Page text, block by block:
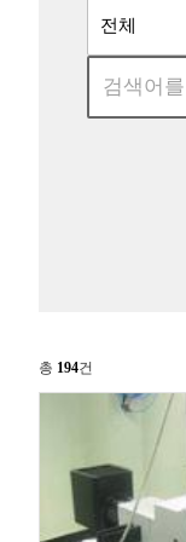
총 194건